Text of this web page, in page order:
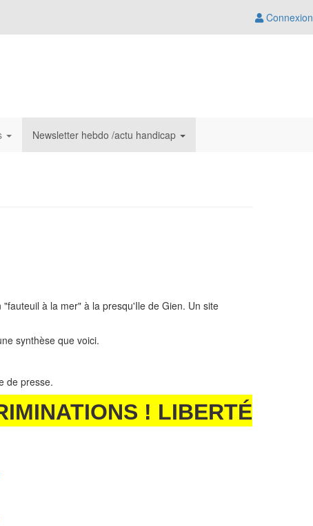
Connexion
Newsletter hebdo /actu handicap
à la mer" à la presqu'Ile de Gien. Un site
synthèse que voici.
de presse.
! LIBERTÉ